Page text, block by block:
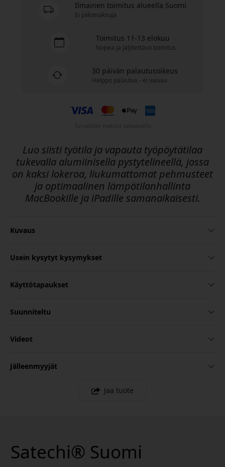
Ilmainen toimitus alueella Suomi
Ei piilomaksuja
Toimitus 11-13 elokuu
Nopea ja jäljitettävä toimitus
30 päivän palautusoikeus
Helppo palautus - ei vaivaa
Luo siisti työtila ja vapauta työpöytätilaa
tukevalla alumiinisella pystytelineellä, jossa
on kaksi lokeroa, liukumattomat pehmusteet
ja optimaalinen lämpötilanhallinta
MacBookille ja iPadille samanaikaisesti.
Kuvaus
Usein kysytyt kysymykset
Käyttötapaukset
Suunniteltu
Videot
Jälleenmyyjät
Jaa tuote
Satechi® Suomi